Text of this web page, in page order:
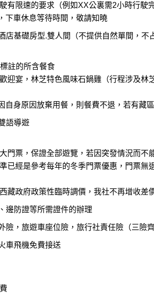
有限速的要求（例如XX公裏需2小時行駛
下車休息等待時間，敬請知曉
店基礎房型.雙人間（不提供自然單間，不
註的所含餐食
迎宴，林芝特色風味石鍋雞（行程涉及林
自身原因放棄用餐，則餐費不退，若有藏
語導遊
門票，保證全部遊覽，若因突發情況而不
已經是參考每年的冬季門票優惠，門票無
藏政府政策性臨時調價，我社不再增收差
邊防證等所需證件的辦理
險，旅遊車座位險，旅行社責任險（三險齊
車飛機免費接送